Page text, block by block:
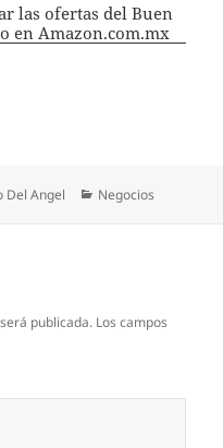
las ofertas del Buen
en Amazon.com.mx
Del Angel Categorías
Negocios
publicada. Los campos